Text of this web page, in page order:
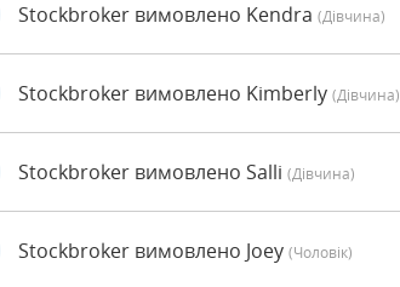
Stockbroker вимовлено Kendra (дівчина)
Stockbroker вимовлено Kimberly (дівчина)
Stockbroker вимовлено Salli (дівчина)
Stockbroker вимовлено Joey (чоловік)